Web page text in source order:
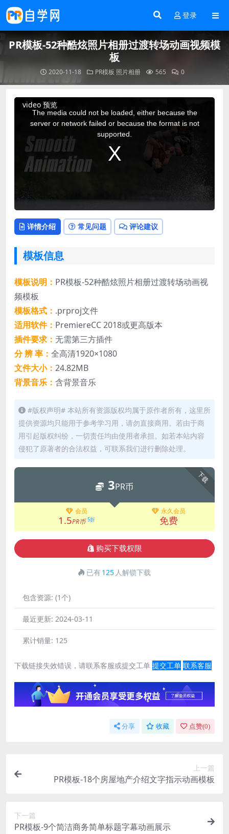
登录
PR模板-52种酷炫照片相册过渡转场动画视频模
板
2020-11-18 PR模板 照片相册 565 0
video 预览
This
The media could not be loaded, either because the
server or network failed or because the format is not
supported.
详情介绍 常见问题 评论建议
模板信息
模板说明： PR模板-52种酷炫照片相册过渡转场动画视
频模板
模板格式： .prproj文件
适用软件： PremiereCC 2018或更高版本
插件要求： 无需第三方插件
分 辨 率： 全高清1920×1080
文件大小： 24.82MB
背景音乐： 含背景音乐
#版权声明# 本站所有资源版权均属于原作者所有，这里所
提供资源均只能用于参考学习用，请勿直接商用。若由于商
用引起版权纠纷，一切责任均由使用者承担。如若本站内容
侵犯了原著者的合法权益，可联系我们进行删除处理。
下载
3PR币
会员
1.5PR币 5折
永久会员
免费
购买下载权限
已有125 人解锁下载
包含资源: (1个)
最近更新: 2024-03-11
累计销量: 125
下载链接失效错误，请联系客服或提交工单 提交工单 联系客服
分享 收藏 点赞(0)
上一篇
PR模板-18个房屋地产介绍文字指示动画模板
下一篇
PR模板-9个简洁商务简单标题字幕动画展示